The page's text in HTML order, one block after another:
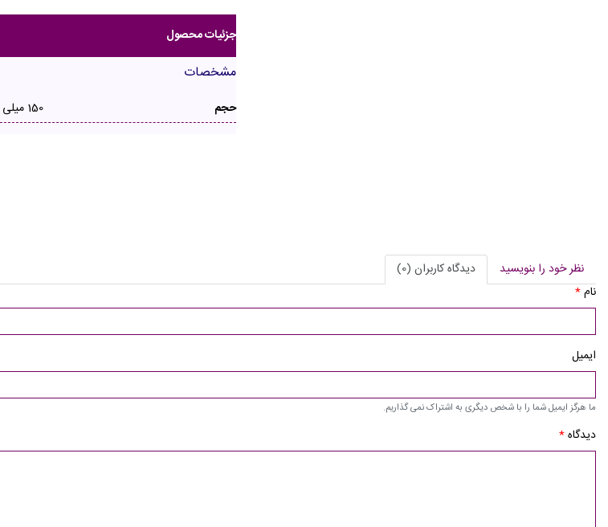
جزئیات محصول
مشخصات
حجم 150 میلی لیتر
نظر خود را بنویسید
دیدگاه کاربران (0)
نام*
ایمیل
ما هرگز ایمیل شما را با شخص دیگری به اشتراک نمی گذاریم.
دیدگاه*